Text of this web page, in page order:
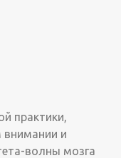
практики,
внимании и
волны мозга